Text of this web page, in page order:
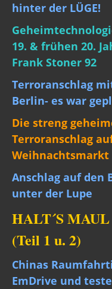
hinter der LÜGE!
19. & frühen 20.
Frank Stoner 92
Terroranschlag
Berlin- es war
Die streng
Terroranschlag
Weihnachtsmarkt
Anschlag auf den
unter der Lupe
HALT´S
(Teil 1 u. 2)
Chinas
EmDrive und